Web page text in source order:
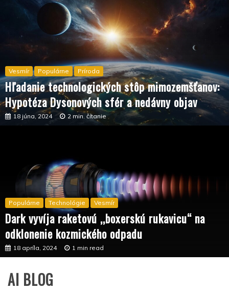
Vesmír Populárne Príroda
Hľadanie technologických stôp mimozemšťanov:
Hypotéza Dysonových sfér a nedávny objav
18 júna, 2024 2 min. čítanie
Populárne Technológie Vesmír
Dark vyvíja raketovú ,,boxerskú rukavicu“ na
odklonenie kozmického odpadu
18 apríla, 2024 1 min read
AI BLOG